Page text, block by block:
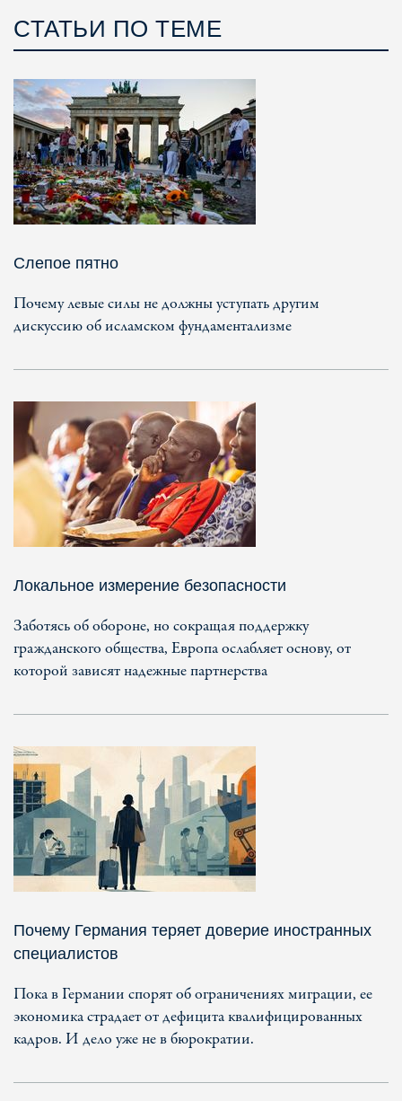
СТАТЬИ ПО ТЕМЕ
Слепое пятно
Почему левые силы не должны уступать другим
дискуссию об исламском фундаментализме
Локальное измерение безопасности
Заботясь об обороне, но сокращая поддержку
гражданского общества, Европа ослабляет основу, от
которой зависят надежные партнерства
Почему Германия теряет доверие иностранных
специалистов
Пока в Германии спорят об ограничениях миграции, ее
экономика страдает от дефицита квалифицированных
кадров. И дело уже не в бюрократии.